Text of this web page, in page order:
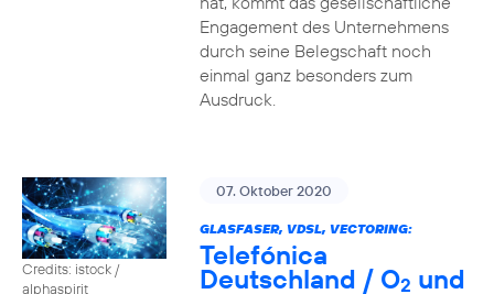
Engagement des Unternehmens
durch seine Belegschaft noch
einmal ganz besonders zum
Ausdruck.
Credits: istock /
alphaspirit
07. Oktober 2020
GLASFASER, VDSL, VECTORING:
Telefónica
Deutschland / O2 und